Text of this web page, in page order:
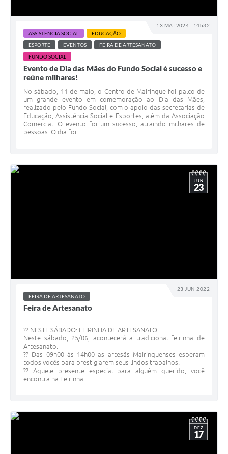
13 MAI 2024 - 14h32
ASSISTÊNCIA SOCIAL
EDUCAÇÃO
ESPORTE
EVENTOS
FEIRA DE ARTESANATO
FUNDO SOCIAL
Evento de Dia das Mães do Fundo Social é sucesso e
reúne milhares!
No sábado, 11 de maio, o Centro de Mairinque foi palco de
um grande evento em comemoração ao Dia das Mães,
realizado pelo Fundo Social, com o apoio das secretarias de
Educação, Assistência Social e Esportes, além da Associação
Comercial. O evento foi um sucesso, atraindo milhares de
pessoas. O dia foi...
23 JUN 2022
JUN
23
FEIRA DE ARTESANATO
Feira de Artesanato
?? NESTE SÁBADO: FEIRINHA DE ARTESANATO
Neste sábado, 25/06, acontecerá a tradicional feirinha de
Artesanato.
?? Das 09h00 às 14h00 as artesãs Mairinquenses esperam
todos vocês para prestigiarem seus lindos trabalhos.
?? Aquele presente especial para alguém querido, você
encontra na Feirinha...
DEZ
17